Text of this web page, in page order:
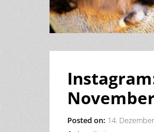
Posted on: 14.